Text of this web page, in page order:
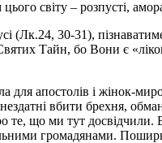
світу – розпусті,
(Лк.24, 30-31),
Тайн, бо Вони є
для апостолів і жінок-
вбити брехня,
те, що ми тут
громадянами.